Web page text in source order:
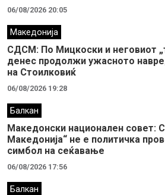
06/08/2026 20:05
Македонија
СДСМ: По Мицкоски и неговиот
денес продолжи ужасното
на Стоилковиќ
06/08/2026 19:28
Балкан
Македонски национален совет:
Македонија“ не е политичка
симбол на сеќавање
06/08/2026 17:56
Балкан